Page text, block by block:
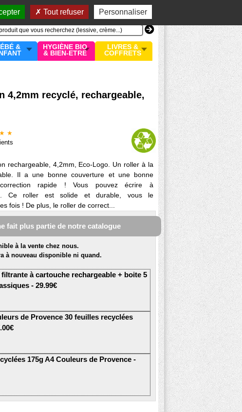
Tout refuser Personnaliser
Mon compte
MON PANIER
0 article
&
HYGIÈNE BIO
& BIEN-ETRE
LIVRES &
COFFRETS
4,2mm recyclé, rechargeable,
★
rechargeable, 4,2mm, Eco-Logo. Un roller à la
Il a une bonne couverture et une bonne
rapide ! Vous pouvez écrire à
Ce roller est solide et durable, vous le
fois ! De plus, le roller de correct...
fait plus partie de notre catalogue
à la vente chez nous.
à nouveau disponible ni quand.
filtrante à cartouche rechargeable + boite 5
- 29.99€
de Provence 30 feuilles recyclées
175g A4 Couleurs de Provence -